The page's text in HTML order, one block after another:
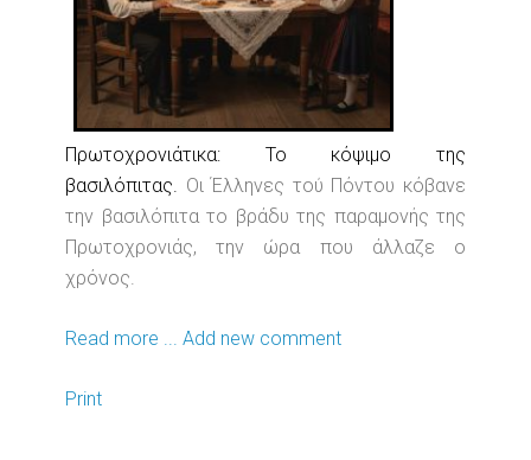
Πρωτοχρονιάτικα: Το κόψιμο της
βασιλόπιτας. Οι Έλληνες τού Πόντου κόβανε
την βασιλόπιτα το βράδυ της παραμονής της
Πρωτοχρονιάς, την ώρα που άλλαζε ο
χρόνος.
Read more ... Add new comment
Print